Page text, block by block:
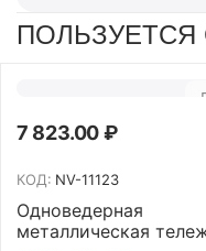
7 823.00₽
КОД: NV-11123
Одноведерная
металлическая